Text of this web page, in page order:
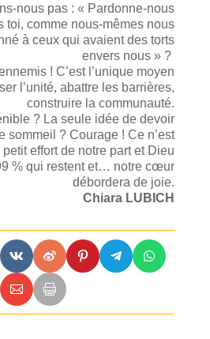
nous pas : « Pardonne-nous
toi, comme nous-mêmes nous
à ceux qui avaient des torts
envers nous » ?
! C’est l’unique moyen
l’unité, abattre les barrières,
construire la communauté.
? La seule idée de devoir
sommeil ? Courage ! Ce n’est
effort de notre part et Dieu
% qui restent et… notre cœur
débordera de joie.
Chiara LUBICH